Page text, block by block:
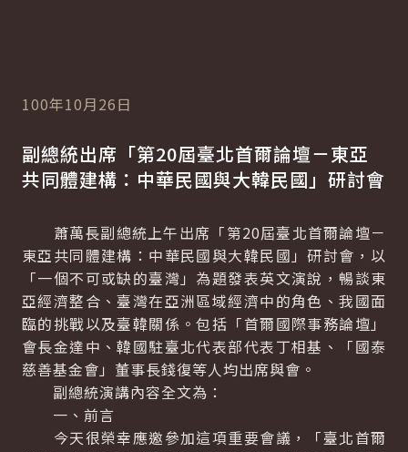
100年10月26日
副總統出席「第20屆臺北首爾論壇－東亞
共同體建構：中華民國與大韓民國」研討會
蕭萬長副總統上午出席「第20屆臺北首爾論壇－
東亞共同體建構：中華民國與大韓民國」研討會，以
「一個不可或缺的臺灣」為題發表英文演說，暢談東
亞經濟整合、臺灣在亞洲區域經濟中的角色、我國面
臨的挑戰以及臺韓關係。包括「首爾國際事務論壇」
會長金達中、韓國駐臺北代表部代表丁相基、「國泰
慈善基金會」董事長錢復等人均出席與會。
副總統演講內容全文為：
一、前言
今天很榮幸應邀參加這項重要會議，「臺北首爾